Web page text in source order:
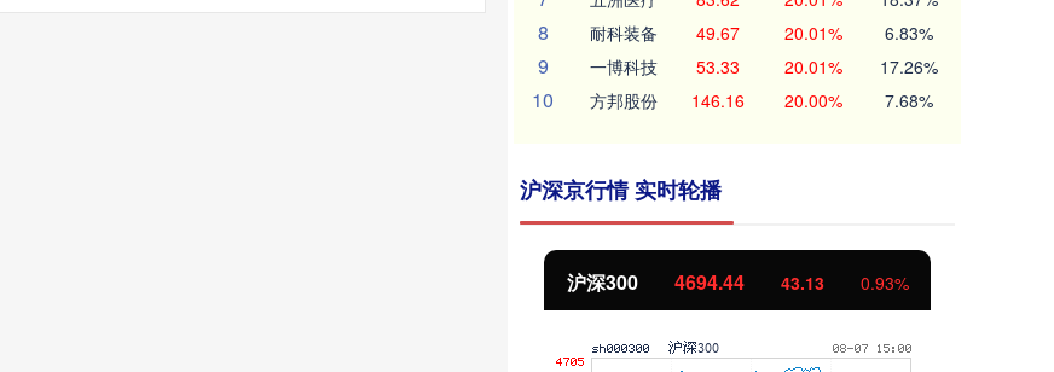
8 耐科装备 49.67 20.01% 6.83%
9 一博科技 53.33 20.01% 17.26%
10 方邦股份 146.16 20.00% 7.68%
沪深京行情 实时轮播
沪深300 4694.44 43.13 0.93%